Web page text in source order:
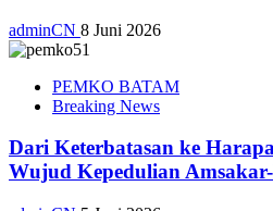
adminCN 8 Juni 2026
PEMKO BATAM
Breaking News
Dari Keterbatasan ke
Wujud Kepedulian